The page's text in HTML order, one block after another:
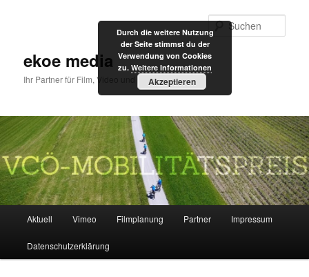
ekoe media
Ihr Partner für Film, Video und Internet
Aktuell Vimeo Filmplanung Partner Impressum
Datenschutzerklärung
Durch die weitere Nutzung
der Seite stimmst du der
Verwendung von Cookies
zu. Weitere Informationen
Akzeptieren